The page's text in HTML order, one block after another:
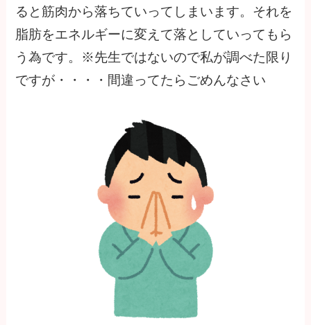
ると筋肉から落ちていってしまいます。それを
脂肪をエネルギーに変えて落としていってもら
う為です。※先生ではないので私が調べた限り
ですが・・・・間違ってたらごめんなさい